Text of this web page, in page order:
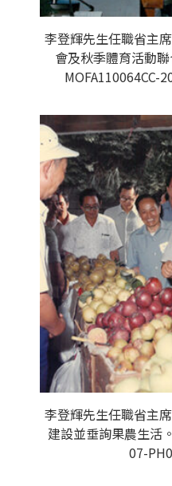
李登輝先生任職省主
會及秋季體育活動
MOFA110064CC-
李登輝先生任職省主
建設並垂詢果農生活
07-